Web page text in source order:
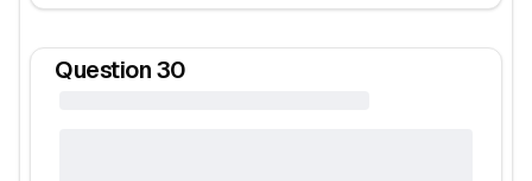
Question 30